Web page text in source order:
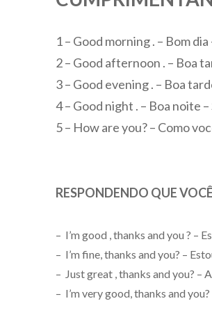
1 – Good morning . – Bom dia
2 – Good afternoon . – Boa
3 – Good evening . – Boa
4 – Good night . – Boa noite
5 – How are you? – Como
RESPONDENDO QUE
– I’m good , thanks and you ? –
– I’m fine, thanks and you? –
– Just great , thanks and you? –
– I’m very good, thanks and